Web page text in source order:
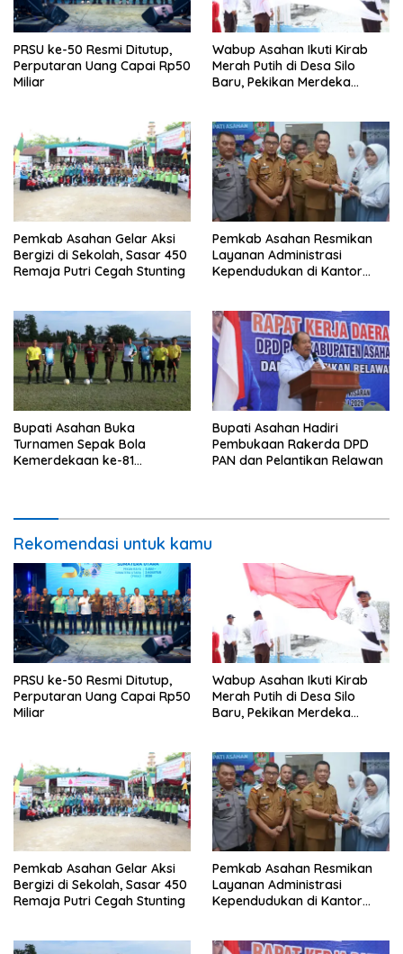
PRSU ke-50 Resmi Ditutup,
Perputaran Uang Capai Rp50
Miliar
Wabup Asahan Ikuti Kirab
Merah Putih di Desa Silo
Baru, Pekikan Merdeka
Pemkab Asahan Gelar Aksi
Bergizi di Sekolah, Sasar 450
Remaja Putri Cegah Stunting
Pemkab Asahan Resmikan
Layanan Administrasi
Kependudukan di Kantor
Bupati Asahan Buka
Turnamen Sepak Bola
Kemerdekaan ke-81
Bupati Asahan Hadiri
Pembukaan Rakerda DPD
PAN dan Pelantikan Relawan
Rekomendasi untuk kamu
PRSU ke-50 Resmi Ditutup,
Perputaran Uang Capai Rp50
Miliar
Wabup Asahan Ikuti Kirab
Merah Putih di Desa Silo
Baru, Pekikan Merdeka
Pemkab Asahan Gelar Aksi
Bergizi di Sekolah, Sasar 450
Remaja Putri Cegah Stunting
Pemkab Asahan Resmikan
Layanan Administrasi
Kependudukan di Kantor